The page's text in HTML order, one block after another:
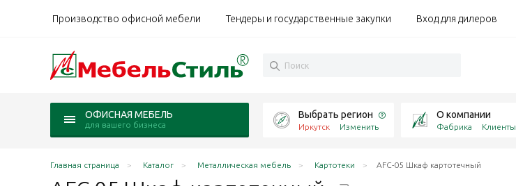
Производство офисной мебели Тендеры и государственные закупки Вход для дилеров
ОФИСНАЯ МЕБЕЛЬ
для вашего бизнеса
Выбрать регион
Иркутск Изменить
О компании
Фабрика Клиенты
Главная страница Каталог Металлическая мебель Картотеки AFC-05 Шкаф картотечный